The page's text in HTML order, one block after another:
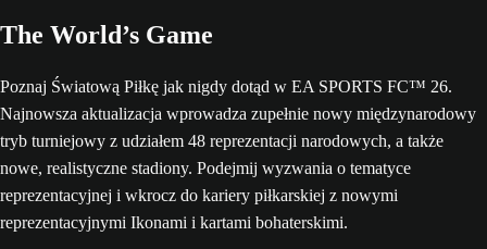
The World’s Game
Poznaj Światową Piłkę jak nigdy dotąd w EA SPORTS FC™ 26.
Najnowsza aktualizacja wprowadza zupełnie nowy międzynarodowy
tryb turniejowy z udziałem 48 reprezentacji narodowych, a także
nowe, realistyczne stadiony. Podejmij wyzwania o tematyce
reprezentacyjnej i wkrocz do kariery piłkarskiej z nowymi
reprezentacyjnymi Ikonami i kartami bohaterskimi.